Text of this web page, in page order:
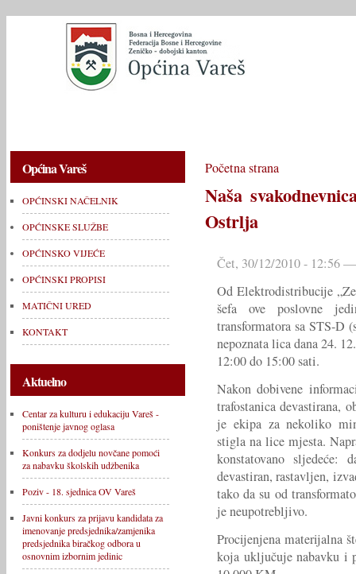
Općina Vareš
OPĆINSKI NAČELNIK
OPĆINSKE SLUŽBE
OPĆINSKO VIJEĆE
OPĆINSKI PROPISI
MATIČNI URED
KONTAKT
Aktuelno
Centar za kulturu i edukaciju Vareš -
poništenje javnog oglasa
Konkurs za dodjelu novčane pomoći
za nabavku školskih udžbenika
Poziv - 18. sjednica OV Vareš
Javni konkurs za prijavu kandidata za
imenovanje predsjednika/zamjenika
predsjednika biračkog odbora u
osnovnim izbornim jedinic
Početna strana
Naša
Ostrlja
Čet, 30/12/2010 - 12:56
Od Elektrodistribucije
šefa ove poslovne
transformatora sa STS-D
nepoznata lica dana 24.
12:00 do 15:00 sati.
Nakon dobivene
trafostanica devastirana,
je ekipa za nekoliko
stigla na lice mjesta.
konstatovano sljedeće:
devastiran, rastavljen,
tako da su od
je neupotrebljivo.
Procijenjena materijalna
koja uključuje nabavku i